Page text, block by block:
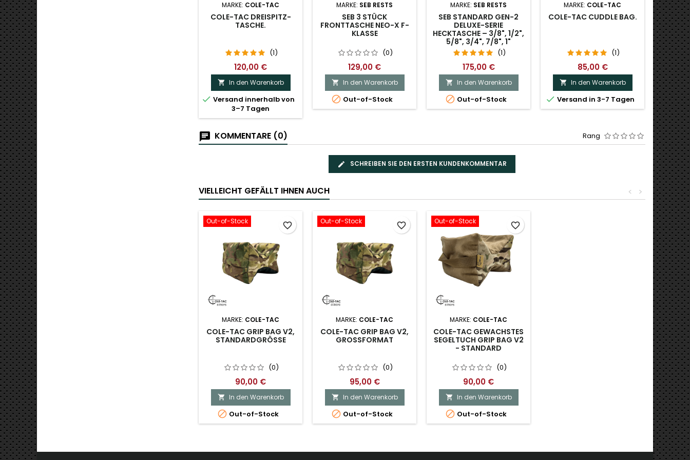
MARKE: COLE-TAC
COLE-TAC DREISPITZ-
TASCHE.
(1)
120,00 €
 In den Warenkorb
 Versand innerhalb von
3–7 Tagen
MARKE: SEB RESTS
SEB 3 STÜCK
FRONTTASCHE NEO-X F-
KLASSE
(0)
129,00 €
 In den Warenkorb
 Out-of-Stock
MARKE: SEB RESTS
SEB STANDARD GEN-2
DELUXE-SERIE
HECKTASCHE – 3/8", 1/2",
5/8", 3/4", 7/8", 1"
(1)
175,00 €
 In den Warenkorb
 Out-of-Stock
MARKE: COLE-TAC
COLE-TAC CUDDLE BAG.
(1)
85,00 €
 In den Warenkorb
 Versand in 3-7 Tagen


KOMMENTARE (0) Rang
SCHREIBEN SIE DEN ERSTEN KUNDENKOMMENTAR
VIELLEICHT GEFÄLLT IHNEN AUCH >
<
Out-of-Stock
MARKE: COLE-TAC
COLE-TAC GRIP BAG V2,
STANDARDGRÖSSE
(0)
90,00 €
 In den Warenkorb
 Out-of-Stock
favorite_border Out-of-Stock
MARKE: COLE-TAC
COLE-TAC GRIP BAG V2,
GROSSFORMAT
(0)
95,00 €
 In den Warenkorb
 Out-of-Stock
favorite_border Out-of-Stock
MARKE: COLE-TAC
COLE-TAC GEWACHSTES
SEGELTUCH GRIP BAG V2
- STANDARD
(0)
90,00 €
 In den Warenkorb
 Out-of-Stock
favorite_border